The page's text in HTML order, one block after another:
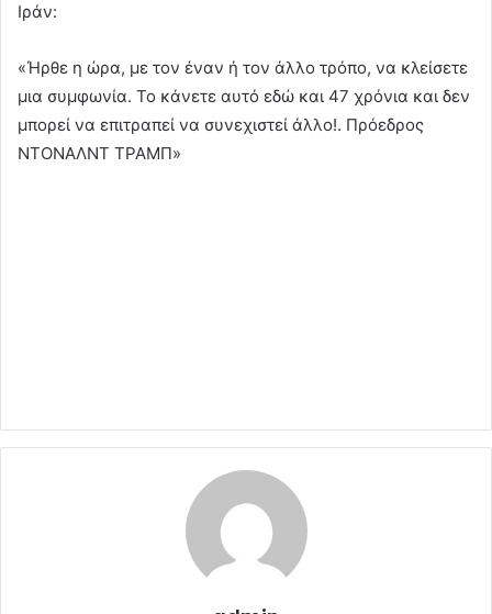
Ιράν:
«Ήρθε η ώρα, με τον έναν ή τον άλλο τρόπο, να κλείσετε
μια συμφωνία. Το κάνετε αυτό εδώ και 47 χρόνια και δεν
μπορεί να επιτραπεί να συνεχιστεί άλλο!. Πρόεδρος
ΝΤΟΝΑΛΝΤ ΤΡΑΜΠ»